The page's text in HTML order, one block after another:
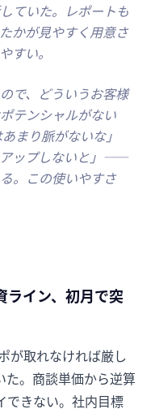
ていた。レポートも
かが見やすく用意さ
すい。
で、どういうお客様
テンシャルがない
まり脈がないな」
アップしないと」——
。この使いやすさ
イン、初月で突
が取れなければ厳し
た。商談単価から逆算
できない。社内目標